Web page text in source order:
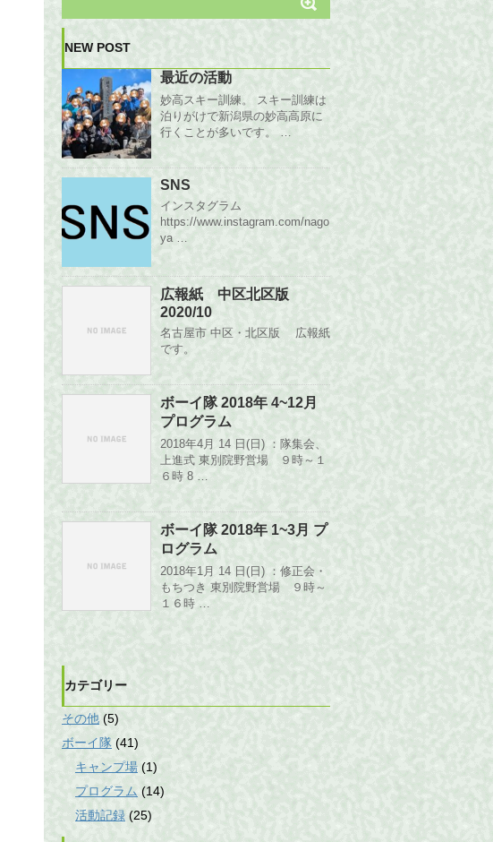
NEW POST
最近の活動
妙高スキー訓練。 スキー訓練は
泊りがけで新潟県の妙高高原に
行くことが多いです。 …
SNS
インスタグラム
https://www.instagram.com/nago
ya …
広報紙 中区北区版
2020/10
名古屋市 中区・北区版 広報紙
です。
ボーイ隊 2018年 4~12月
プログラム
2018年4月 14 日(日) ：隊集会、
上進式 東別院野営場 ９時～１
６時 8 …
ボーイ隊 2018年 1~3月 プ
ログラム
2018年1月 14 日(日) ：修正会・
もちつき 東別院野営場 ９時～
１６時 …
カテゴリー
その他 (5)
ボーイ隊 (41)
キャンプ場 (1)
プログラム (14)
活動記録 (25)